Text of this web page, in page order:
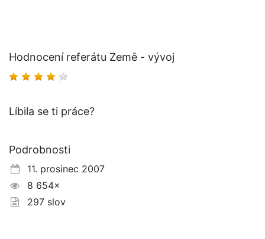
Hodnocení referátu Země - vývoj
Líbila se ti práce?
Podrobnosti
11. prosinec 2007
8 654×
297 slov